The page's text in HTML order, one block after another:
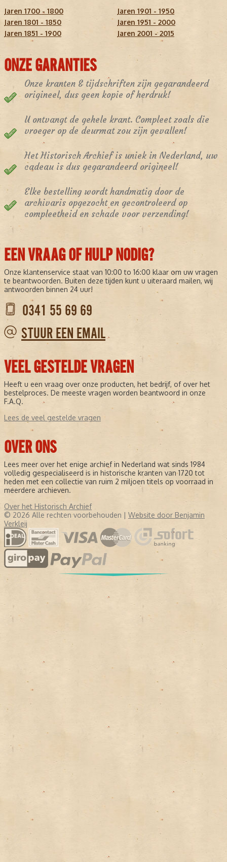
Jaren 1700 - 1800
Jaren 1801 - 1850
Jaren 1851 - 1900
Jaren 1901 - 1950
Jaren 1951 - 2000
Jaren 2001 - 2015
ONZE GARANTIES
Onze kranten & tijdschriften zijn gegarandeerd
origineel, dus geen kopie of herdruk!
U ontvangt de gehele krant. Compleet zoals die
vroeger op de deurmat zou zijn gevallen!
Het Historisch Archief is uniek in Nederland, uw
cadeau is dus gegarandeerd origineel!
Elke bestelling wordt handmatig door de
archivaris opgezocht en gecontroleerd op
compleetheid en schade voor verzending!
EEN VRAAG OF HULP NODIG?
Onze klantenservice staat van 10:00 to 16:00 klaar om uw vragen
te beantwoorden. Buiten deze tijden kunt u uiteraard mailen, wij
antwoorden binnen 24 uur!
0341 55 69 69
STUUR EEN EMAIL
VEEL GESTELDE VRAGEN
Heeft u een vraag over onze producten, het bedrijf, of over het
bestelproces. De meeste vragen worden beantwoord in onze
F.A.Q.
Lees de veel gestelde vragen
OVER ONS
Lees meer over het enige archief in Nederland wat sinds 1984
volledig gespecialiseerd is in historische kranten van 1720 tot
heden met een collectie van ruim 2 miljoen titels op voorraad in
meerdere archieven.
Over het Historisch Archief
© 2026 Alle rechten voorbehouden | Website door Benjamin
Verkleij